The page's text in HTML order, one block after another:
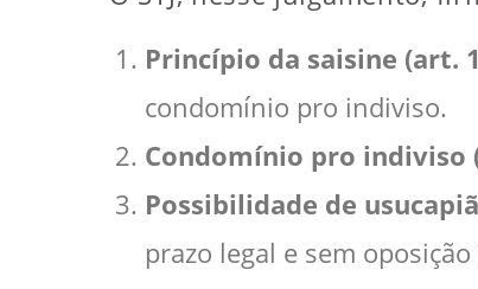
Princípio da saisine (art.
condomínio pro indiviso.
Condomínio pro indiviso
Possibilidade de
prazo legal e sem